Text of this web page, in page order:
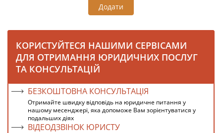
Додати
КОРИСТУЙТЕСЯ НАШИМИ СЕРВІСАМИ
ДЛЯ ОТРИМАННЯ ЮРИДИЧНИХ ПОСЛУГ
ТА КОНСУЛЬТАЦІЙ
БЕЗКОШТОВНА КОНСУЛЬТАЦІЯ
Отримайте швидку відповідь на юридичне питання у
нашому месенджері, яка допоможе Вам зорієнтуватися у
подальших діях
ВІДЕОДЗВІНОК ЮРИСТУ